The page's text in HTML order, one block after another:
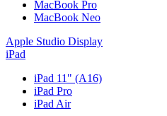
MacBook Pro
MacBook Neo
Apple Studio Display
iPad
iPad 11" (A16)
iPad Pro
iPad Air